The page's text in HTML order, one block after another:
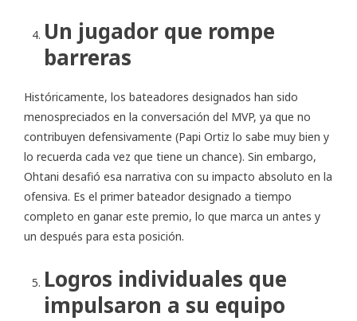
Un jugador que rompe
barreras
Históricamente, los bateadores designados han sido
menospreciados en la conversación del MVP, ya que no
contribuyen defensivamente (Papi Ortiz lo sabe muy bien y
lo recuerda cada vez que tiene un chance). Sin embargo,
Ohtani desafió esa narrativa con su impacto absoluto en la
ofensiva. Es el primer bateador designado a tiempo
completo en ganar este premio, lo que marca un antes y
un después para esta posición.
Logros individuales que
impulsaron a su equipo